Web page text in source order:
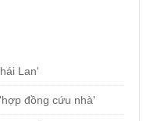
Lan'
đồng cứu nhà'